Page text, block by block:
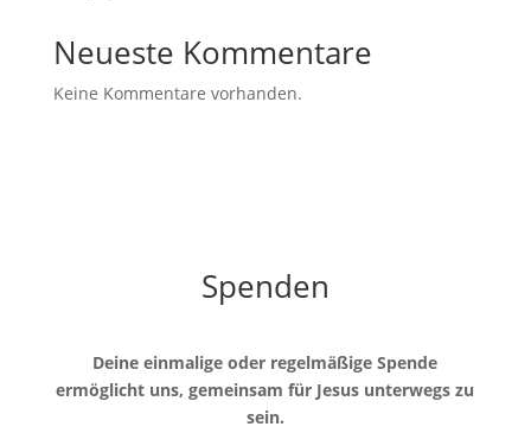
Neueste Kommentare
Keine Kommentare vorhanden.
Spenden
Deine einmalige oder regelmäßige Spende
ermöglicht uns, gemeinsam für Jesus unterwegs zu
sein.